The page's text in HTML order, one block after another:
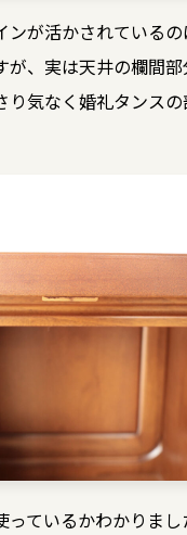
ンが活かされている
が、実は天井の欄間
り気なく婚礼タンス
っているかわかりまし